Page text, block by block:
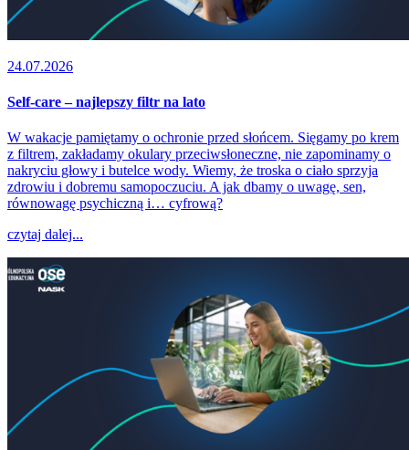
24.07.2026
Self-care – najlepszy filtr na lato
W wakacje pamiętamy o ochronie przed słońcem. Sięgamy po krem
z filtrem, zakładamy okulary przeciwsłoneczne, nie zapominamy o
nakryciu głowy i butelce wody. Wiemy, że troska o ciało sprzyja
zdrowiu i dobremu samopoczuciu. A jak dbamy o uwagę, sen,
równowagę psychiczną i… cyfrową?
czytaj dalej...